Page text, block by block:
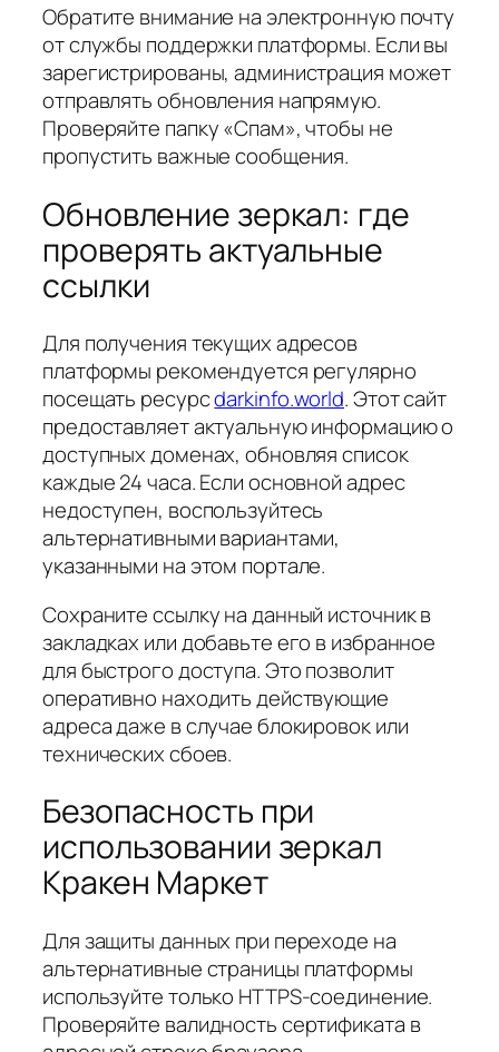
Обратите внимание на электронную почту
от службы поддержки платформы. Если вы
зарегистрированы, администрация может
отправлять обновления напрямую.
Проверяйте папку «Спам», чтобы не
пропустить важные сообщения.
Обновление зеркал: где
проверять актуальные
ссылки
Для получения текущих адресов
платформы рекомендуется регулярно
посещать ресурсdarkinfo.world. Этот сайт
предоставляет актуальную информацию о
доступных доменах, обновляя список
каждые 24 часа. Если основной адрес
недоступен, воспользуйтесь
альтернативными вариантами,
указанными на этом портале.
Сохраните ссылку на данный источник в
закладках или добавьте его в избранное
для быстрого доступа. Это позволит
оперативно находить действующие
адреса даже в случае блокировок или
технических сбоев.
Безопасность при
использовании зеркал
Кракен Маркет
Для защиты данных при переходе на
альтернативные страницы платформы
используйте только HTTPS-соединение.
Проверяйте валидность сертификата в